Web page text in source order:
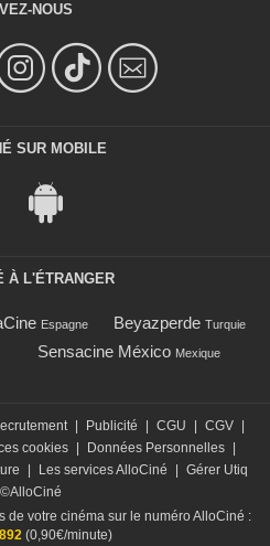
NOUS
SUR MOBILE
À L'ÉTRANGER
Espagne Beyazperde Turquie
Sensacine México Mexique
Publicité CGU CGV
cookies Données Personnelles
Les services AlloCiné
Gérer Utiq
©AlloCiné
de votre cinéma sur le numéro AlloCiné :
(0,90€/minute)